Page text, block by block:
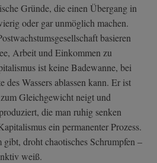
Gründe, die einen Übergang in
oder gar unmöglich machen.
basieren
Arbeit und Einkommen zu
ist keine Badewanne, bei
des Wassers ablassen kann. Er ist
Gleichgewicht neigt und
die man ruhig senken
ein permanenter Prozess.
gibt, droht chaotisches Schrumpfen –
weiß.